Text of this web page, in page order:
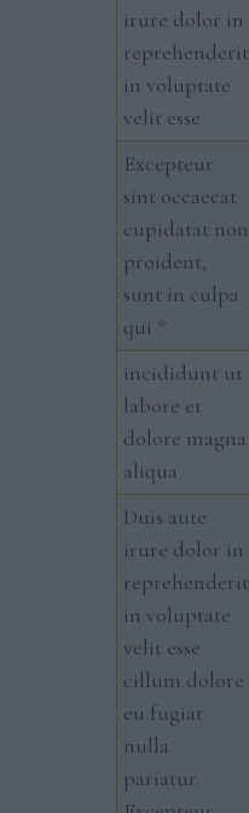
irure dolor in
reprehenderit
in voluptate
velit esse
Excepteur
sint occaecat
cupidatat non
proident,
sunt in culpa
qui *
incididunt ut
labore et
dolore magna
aliqua
Duis aute
irure dolor in
reprehenderit
in voluptate
velit esse
cillum dolore
eu fugiat
nulla
pariatur.